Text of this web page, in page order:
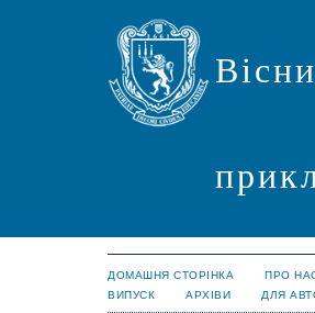
ДОМАШНЯ СТОРІНКА ПРО
ВИПУСК
АРХІВИ ДЛЯ